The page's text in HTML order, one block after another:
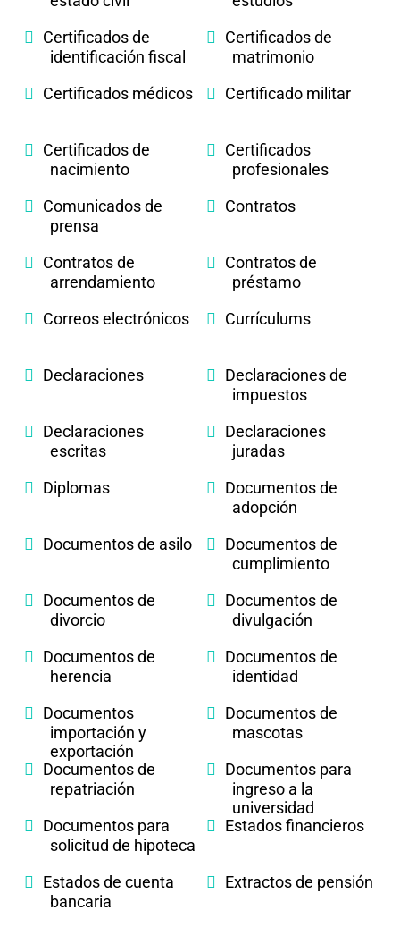
Certificados de
identificación fiscal
Certificados de
matrimonio
Certificados médicos
Certificado militar
Certificados de
nacimiento
Certificados
profesionales
Comunicados de
prensa
Contratos
Contratos de
arrendamiento
Contratos de
préstamo
Correos electrónicos
Currículums
Declaraciones
Declaraciones de
impuestos
Declaraciones
escritas
Declaraciones
juradas
Diplomas
Documentos de
adopción
Documentos de asilo
Documentos de
cumplimiento
Documentos de
divorcio
Documentos de
divulgación
Documentos de
herencia
Documentos de
identidad
Documentos
importación y
exportación
Documentos de
mascotas
Documentos de
repatriación
Documentos para
ingreso a la
universidad
Documentos para
solicitud de hipoteca
Estados financieros
Estados de cuenta
bancaria
Extractos de pensión